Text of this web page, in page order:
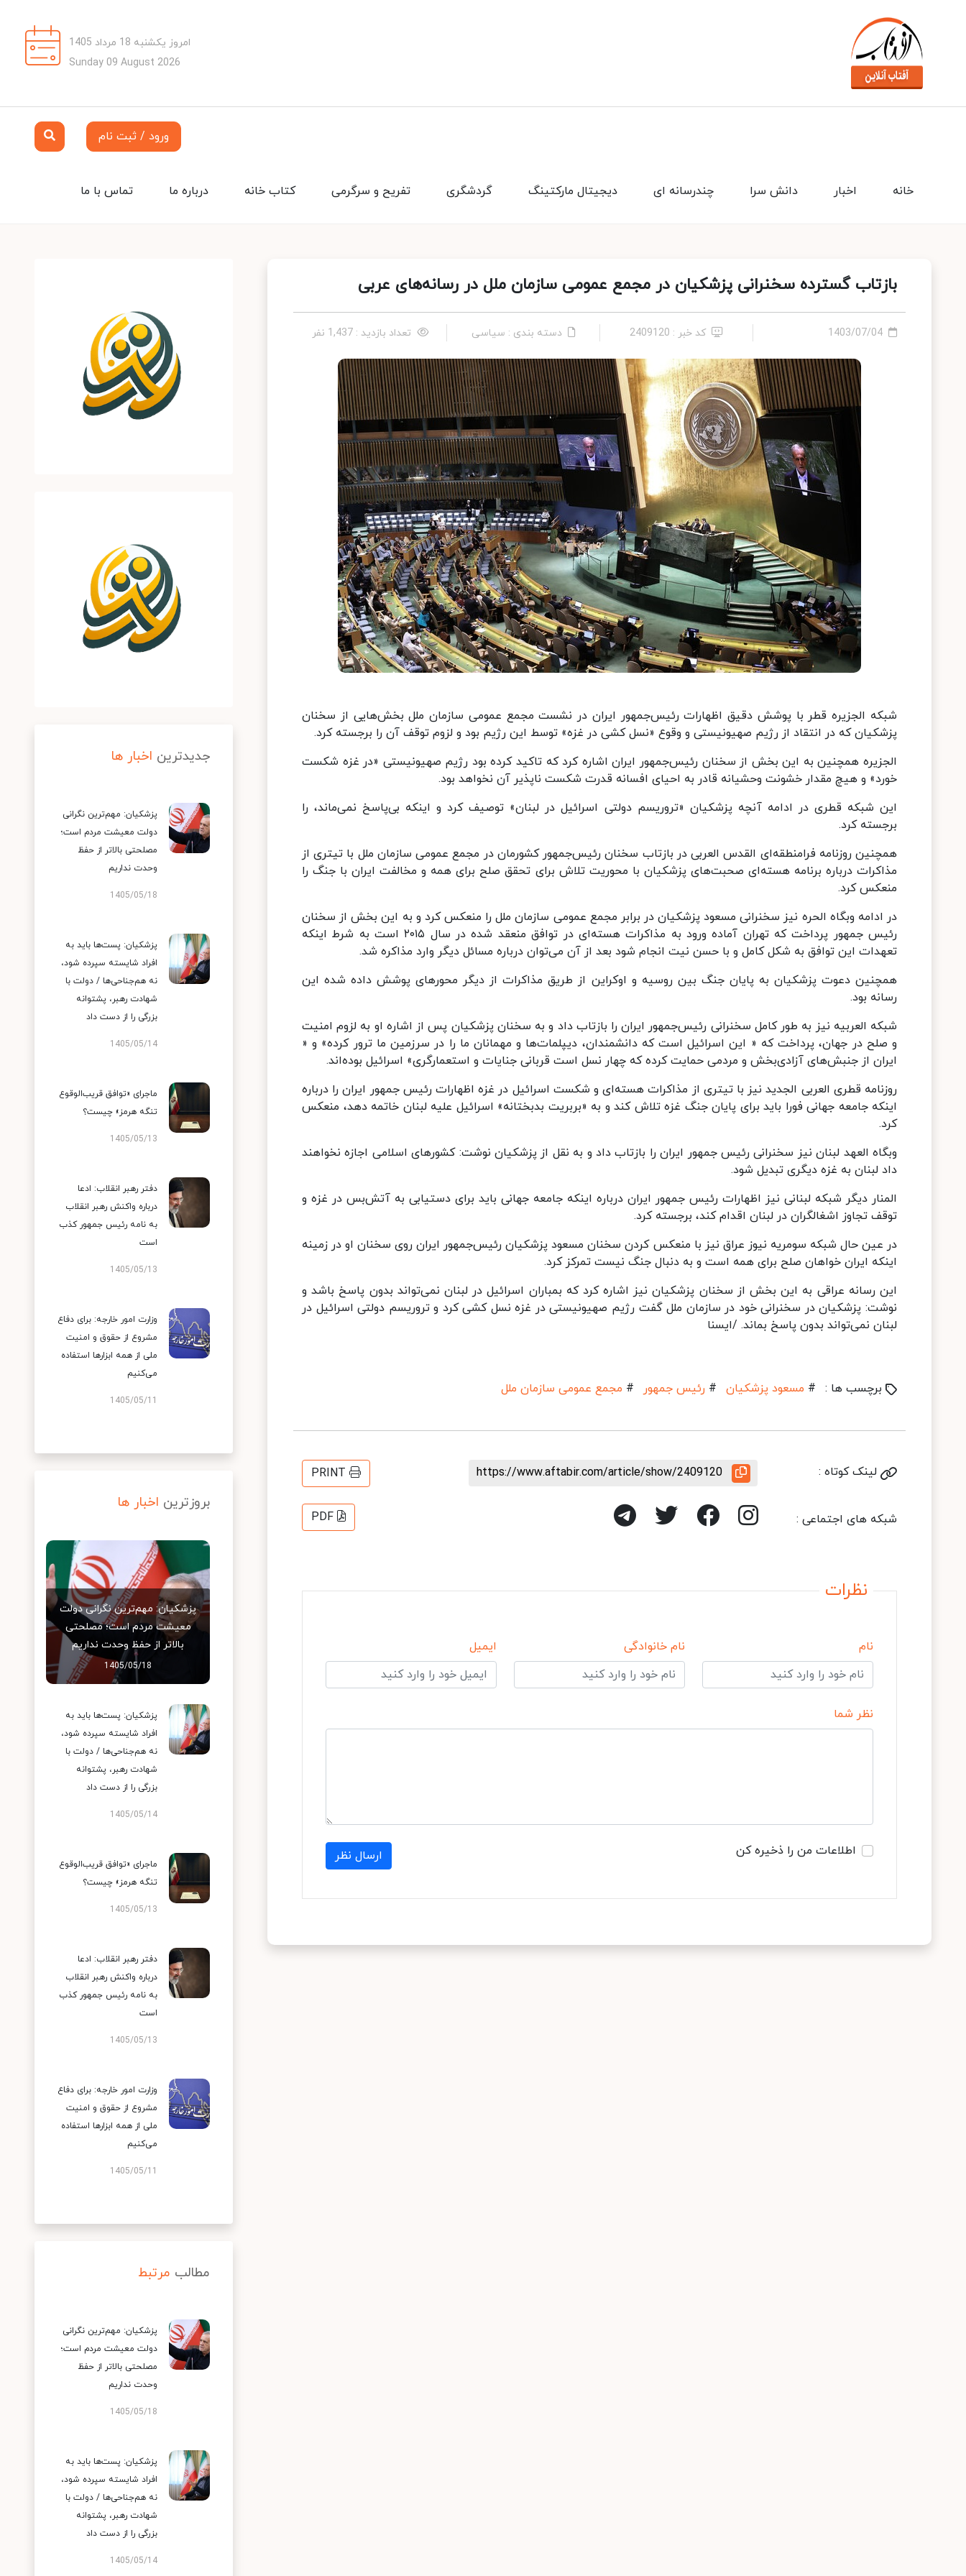
امروز یکشنبه 18 مرداد 1405
Sunday 09 August 2026
ورود / ثبت نام
تماس با ما درباره ما کتاب خانه تفریح و سرگرمی گردشگری دیجیتال مارکتینگ چندرسانه ای دانش سرا اخبار خانه
بازتاب گسترده سخنرانی پزشکیان در مجمع عمومی سازمان ملل در رسانه‌های عربی
1403/07/04 کد خبر : 2409120 دسته بندی : سیاسی تعداد بازدید : 1,437 نفر
شبکه الجزیره قطر با پوشش دقیق اظهارات رئیس‌جمهور ایران در نشست مجمع عمومی سازمان ملل بخش‌هایی از سخنان
پزشکیان که در انتقاد از رژیم صهیونیستی و وقوع «نسل کشی در غزه» توسط این رژیم بود و لزوم توقف آن را برجسته کرد.
الجزیره همچنین به این بخش از سخنان رئیس‌جمهور ایران اشاره کرد که تاکید کرده بود رژیم صهیونیستی «در غزه شکست
خورد» و هیچ مقدار خشونت وحشیانه قادر به احیای افسانه قدرت شکست ناپذیر آن نخواهد بود.
این شبکه قطری در ادامه آنچه پزشکیان «تروریسم دولتی اسرائیل در لبنان» توصیف کرد و اینکه بی‌پاسخ نمی‌ماند، را
برجسته کرد.
همچنین روزنامه فرامنطقه‌ای القدس العربی در بازتاب سخنان رئیس‌جمهور کشورمان در مجمع عمومی سازمان ملل با تیتری از
مذاکرات درباره برنامه هسته‌ای صحبت‌های پزشکیان با محوریت تلاش برای تحقق صلح برای همه و مخالفت ایران با جنگ را
منعکس کرد.
در ادامه وبگاه الحره نیز سخنرانی مسعود پزشکیان در برابر مجمع عمومی سازمان ملل را منعکس کرد و به این بخش از سخنان
رئیس جمهور پرداخت که تهران آماده ورود به مذاکرات هسته‌ای در توافق منعقد شده در سال ۲۰۱۵ است به شرط اینکه
تعهدات این توافق به شکل کامل و با حسن نیت انجام شود بعد از آن می‌توان درباره مسائل دیگر وارد مذاکره شد.
همچنین دعوت پزشکیان به پایان جنگ بین روسیه و اوکراین از طریق مذاکرات از دیگر محورهای پوشش داده شده این
رسانه بود.
شبکه‌ العربیه نیز به طور کامل سخنرانی رئیس‌جمهور ایران را بازتاب داد و به سخنان پزشکیان پس از اشاره او به لزوم امنیت
و صلح در جهان، پرداخت که « این اسرائیل است که دانشمندان، دیپلمات‌ها و مهمانان ما را در سرزمین ما ترور کرده» و «
ایران از جنبش‌های آزادی‌بخش و مردمی حمایت کرده که چهار نسل است قربانی جنایات و استعمارگری» اسرائیل بوده‌اند.
روزنامه قطری العربی الجدید نیز با تیتری از مذاکرات هسته‌ای و شکست اسرائیل در غزه اظهارات رئیس جمهور ایران را درباره
اینکه جامعه جهانی فورا باید برای پایان جنگ غزه تلاش کند و به «بربریت بدبختانه» اسرائیل علیه لبنان خاتمه دهد، منعکس
کرد.
وبگاه العهد لبنان نیز سخنرانی رئیس جمهور ایران را بازتاب داد و به نقل از پزشکیان نوشت:‌ کشورهای اسلامی اجازه نخواهند
داد لبنان به غزه دیگری تبدیل شود.
المنار دیگر شبکه لبنانی نیز اظهارات رئیس جمهور ایران درباره اینکه جامعه جهانی باید برای دستیابی به آتش‌بس در غزه و
توقف تجاوز اشغالگران در لبنان اقدام کند، برجسته کرد.
در عین حال شبکه سومریه نیوز عراق نیز با منعکس کردن سخنان مسعود پزشکیان رئیس‌جمهور ایران روی سخنان او در زمینه
اینکه ایران خواهان صلح برای همه است و به دنبال جنگ نیست تمرکز کرد.
این رسانه عراقی به این بخش از سخنان پزشکیان نیز اشاره کرد که بمباران اسرائیل در لبنان نمی‌تواند بدون پاسخ باشد و
نوشت: پزشکیان در سخنرانی خود در سازمان ملل گفت رژیم صهیونیستی در غزه نسل کشی کرد و تروریسم دولتی اسرائیل در
لبنان نمی‌تواند بدون پاسخ بماند. /ایسنا
برچسب ها : # مسعود پزشکیان # رئیس جمهور # مجمع عمومی سازمان ملل
لینک کوتاه : https://www.aftabir.com/article/show/2409120
PRINT
شبکه های اجتماعی : PDF
نظرات
نام نام خانوادگی ایمیل
نظر شما
اطلاعات من را ذخیره کن ارسال نظر
جدیدترین اخبار ها
پزشکیان: مهم‌ترین نگرانی
دولت معیشت مردم است؛
مصلحتی بالاتر از حفظ
وحدت نداریم
1405/05/18
پزشکیان: پست‌ها باید به
افراد شایسته سپرده شود،
نه هم‌جناحی‌ها / دولت با
شهادت رهبر، پشتوانه
بزرگی را از دست داد
1405/05/14
ماجرای «توافق قریب‌الوقوع
تنگه هرمز» چیست؟
1405/05/13
دفتر رهبر انقلاب: ادعا
درباره واکنش رهبر انقلاب
به نامه رئیس جمهور کذب
است
1405/05/13
وزارت امور خارجه: برای دفاع
مشروع از حقوق و امنیت
ملی از همه ابزارها استفاده
می‌کنیم
1405/05/11
بروزترین اخبار ها
پزشکیان: مهم‌ترین نگرانی دولت
معیشت مردم است؛ مصلحتی
بالاتر از حفظ وحدت نداریم
1405/05/18
پزشکیان: پست‌ها باید به
افراد شایسته سپرده شود،
نه هم‌جناحی‌ها / دولت با
شهادت رهبر، پشتوانه
بزرگی را از دست داد
1405/05/14
ماجرای «توافق قریب‌الوقوع
تنگه هرمز» چیست؟
1405/05/13
دفتر رهبر انقلاب: ادعا
درباره واکنش رهبر انقلاب
به نامه رئیس جمهور کذب
است
1405/05/13
وزارت امور خارجه: برای دفاع
مشروع از حقوق و امنیت
ملی از همه ابزارها استفاده
می‌کنیم
1405/05/11
مطالب مرتبط
پزشکیان: مهم‌ترین نگرانی
دولت معیشت مردم است؛
مصلحتی بالاتر از حفظ
وحدت نداریم
1405/05/18
پزشکیان: پست‌ها باید به
افراد شایسته سپرده شود،
نه هم‌جناحی‌ها / دولت با
شهادت رهبر، پشتوانه
بزرگی را از دست داد
1405/05/14